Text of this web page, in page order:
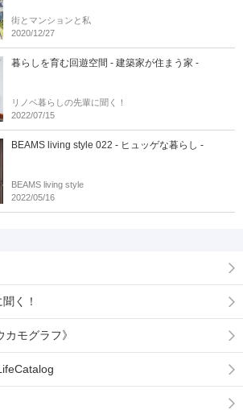
街とマンションと私
2020/12/27
暮らしを育む回遊空間 - 建築家が住まう家 -
リノベ暮らしの先輩に聞く！
2022/07/15
BEAMS living style 022 - ヒュッゲな暮らし -
BEAMS living style
2022/05/16
く！
モグラフ》